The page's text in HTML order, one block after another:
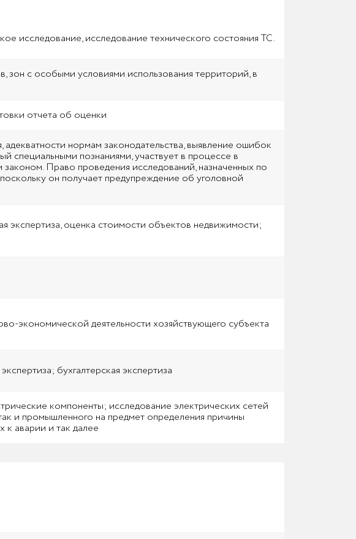
исследование, исследование технического состояния ТС.
зон с особыми условиями использования территорий, в
отчета об оценки
нормам законодательства, выявление ошибок
специальными познаниями, участвует в процессе в
Право проведения исследований, назначенных по
он получает предупреждение об уголовной
экспертиза, оценка стоимости объектов недвижимости;
экономической деятельности хозяйствующего субъекта
бухгалтерская экспертиза
компоненты; исследование электрических сетей
и промышленного на предмет определения причины
к аварии и так далее